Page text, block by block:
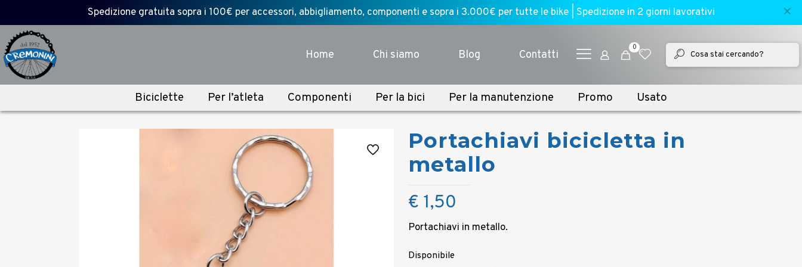
Spedizione gratuita sopra i 100€ per accessori, abbigliamento, componenti e sopra i 3.000€ per tutte le bike | Spedizione in 2 giorni lavorativi ✕
Home Chi siamo Blog Contatti
0
Biciclette Per l’atleta Componenti Per la bici Per la manutenzione Promo Usato
Portachiavi bicicletta in
metallo
€ 1,50
Portachiavi in metallo.
Disponibile